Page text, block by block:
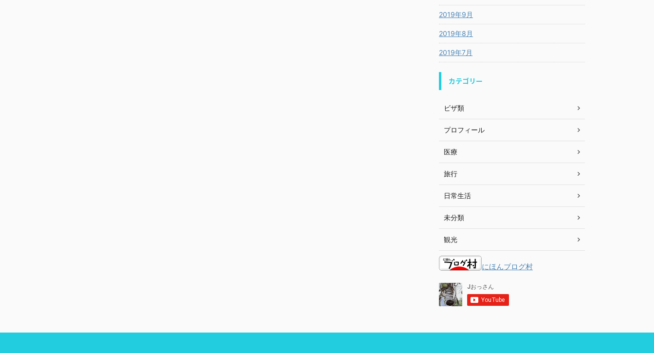
2019年9月
2019年8月
2019年7月
カテゴリー
ビザ類
プロフィール
医療
旅行
日常生活
未分類
観光
にほんブログ村